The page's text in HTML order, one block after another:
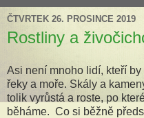
ČTVRTEK 26. PROSINCE 2019
Rostliny a
Asi není mnoho lidí, kteří
řeky a moře. Skály a
tolik vyrůstá a roste, po
běháme. Co si běžně